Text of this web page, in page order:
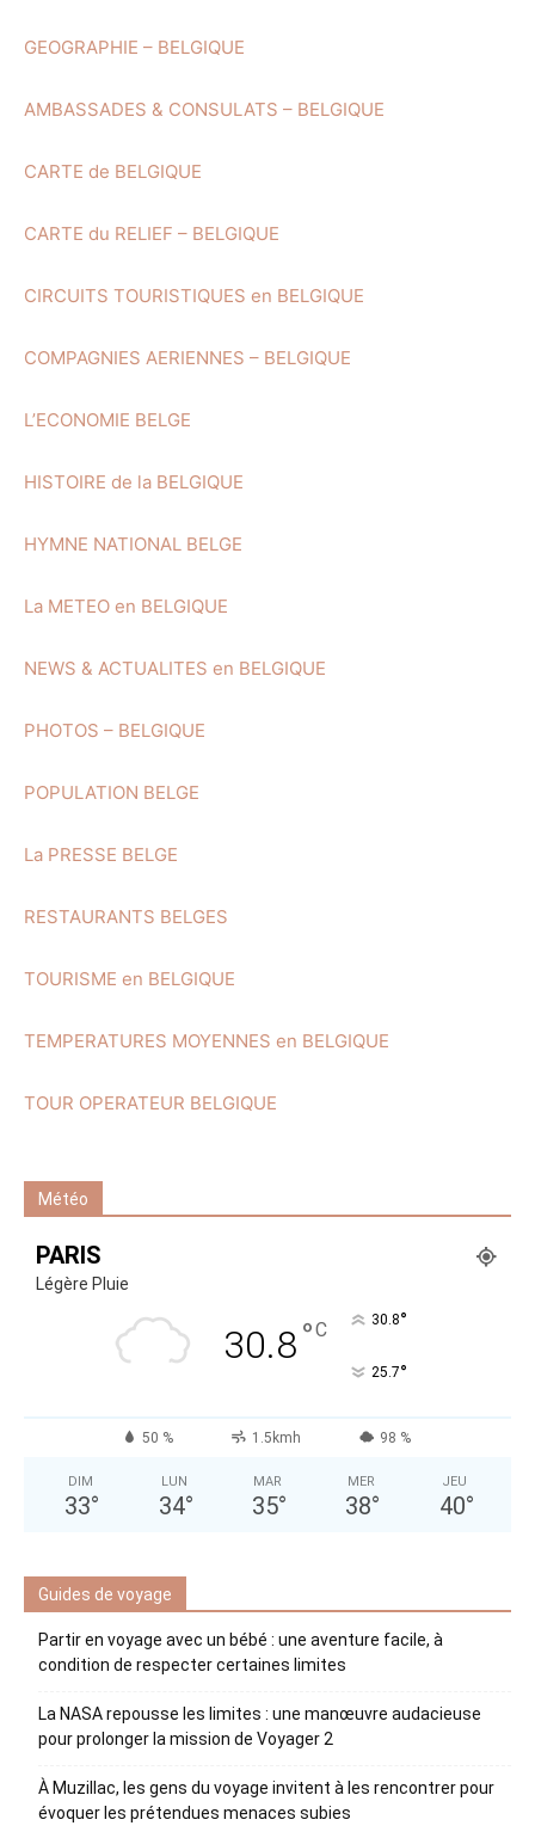
GEOGRAPHIE – BELGIQUE
AMBASSADES & CONSULATS – BELGIQUE
CARTE de BELGIQUE
CARTE du RELIEF – BELGIQUE
CIRCUITS TOURISTIQUES en BELGIQUE
COMPAGNIES AERIENNES – BELGIQUE
L’ECONOMIE BELGE
HISTOIRE de la BELGIQUE
HYMNE NATIONAL BELGE
La METEO en BELGIQUE
NEWS & ACTUALITES en BELGIQUE
PHOTOS – BELGIQUE
POPULATION BELGE
La PRESSE BELGE
RESTAURANTS BELGES
TOURISME en BELGIQUE
TEMPERATURES MOYENNES en BELGIQUE
TOUR OPERATEUR BELGIQUE
Météo
PARIS
Légère Pluie
30.8°C 30.8°
25.7°
50 % 1.5kmh 98 %
DIM
33°
LUN
34°
MAR
35°
MER
38°
JEU
40°
Guides de voyage
Partir en voyage avec un bébé : une aventure facile, à
condition de respecter certaines limites
La NASA repousse les limites : une manœuvre audacieuse
pour prolonger la mission de Voyager 2
À Muzillac, les gens du voyage invitent à les rencontrer pour
évoquer les prétendues menaces subies